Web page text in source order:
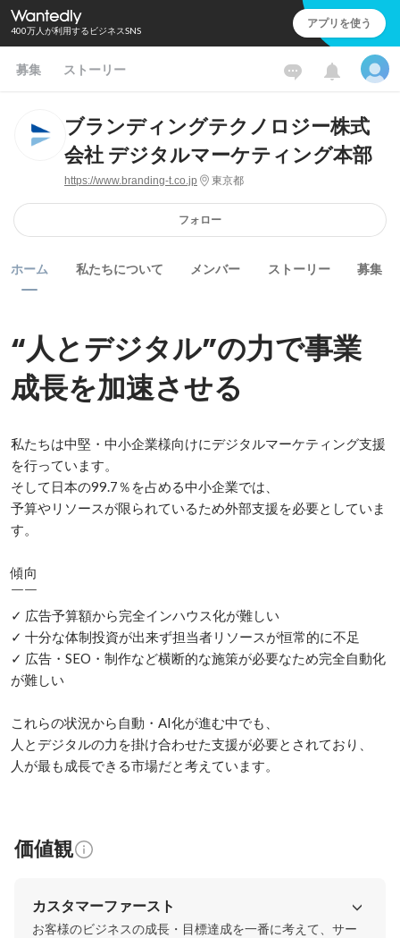
400万人が利用するビジネスSNS アプリを使う
募集 ストーリー
ブランディングテクノロジー株式
会社 デジタルマーケティング本部
https://www.branding-t.co.jp 東京都
フォロー
ホーム 私たちについて メンバー ストーリー 募集
“人とデジタル”の力で事業
成長を加速させる
私たちは中堅・中小企業様向けにデジタルマーケティング支援
を行っています。
そして日本の99.7％を占める中小企業では、
予算やリソースが限られているため外部支援を必要としていま
す。
傾向
￣￣
✓ 広告予算額から完全インハウス化が難しい
✓ 十分な体制投資が出来ず担当者リソースが恒常的に不足
✓ 広告・SEO・制作など横断的な施策が必要なため完全自動化
が難しい
これらの状況から自動・AI化が進む中でも、
人とデジタルの力を掛け合わせた支援が必要とされており、
人が最も成長できる市場だと考えています。
価値観
カスタマーファースト
お客様のビジネスの成長・目標達成を一番に考えて、サー